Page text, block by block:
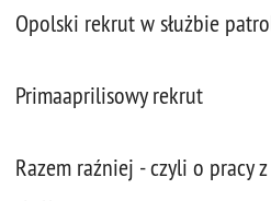
Opolski rekrut w służbie
Primaaprilisowy rekrut
Razem raźniej - czyli o pracy